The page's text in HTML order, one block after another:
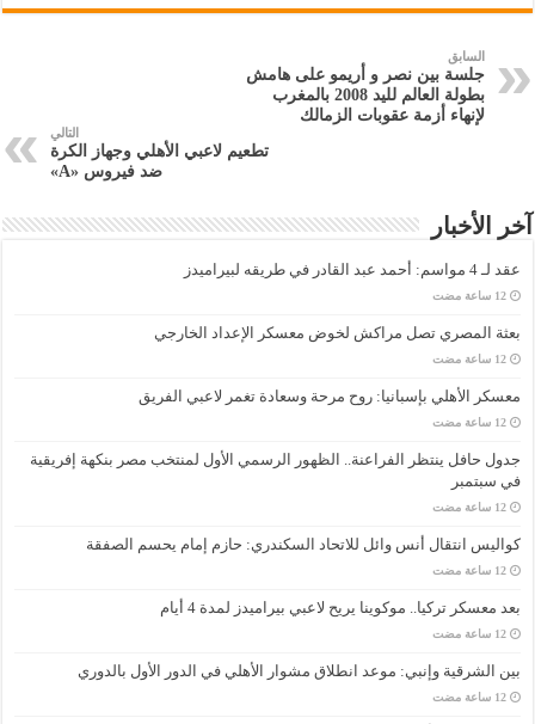
السابق
جلسة بين نصر و أريمو على هامش
بطولة العالم لليد 2008 بالمغرب
لإنهاء أزمة عقوبات الزمالك
التالي
تطعيم لاعبي الأهلي وجهاز الكرة
ضد فيروس «A»
آخر الأخبار
عقد لـ 4 مواسم: أحمد عبد القادر في طريقه لبيراميدز
‏12 ساعة مضت
بعثة المصري تصل مراكش لخوض معسكر الإعداد الخارجي
‏12 ساعة مضت
معسكر الأهلي بإسبانيا: روح مرحة وسعادة تغمر لاعبي الفريق
‏12 ساعة مضت
جدول حافل ينتظر الفراعنة.. الظهور الرسمي الأول لمنتخب مصر بنكهة إفريقية
في سبتمبر
‏12 ساعة مضت
كواليس انتقال أنس وائل للاتحاد السكندري: حازم إمام يحسم الصفقة
‏12 ساعة مضت
بعد معسكر تركيا.. موكوينا يريح لاعبي بيراميدز لمدة 4 أيام
‏12 ساعة مضت
بين الشرقية وإنبي: موعد انطلاق مشوار الأهلي في الدور الأول بالدوري
‏12 ساعة مضت